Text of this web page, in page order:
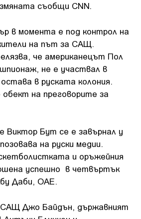
съобщи СNN.
в момента е под контрол на
на път за САЩ.
че американецът Пол
не е участвал в
в руската колония.
на преговорите за
Виктор Бут се е завърнал у
на руски медии.
и оръжейния
успешно в четвъртък
Даби, ОАЕ.
Джо Байдън, държавният